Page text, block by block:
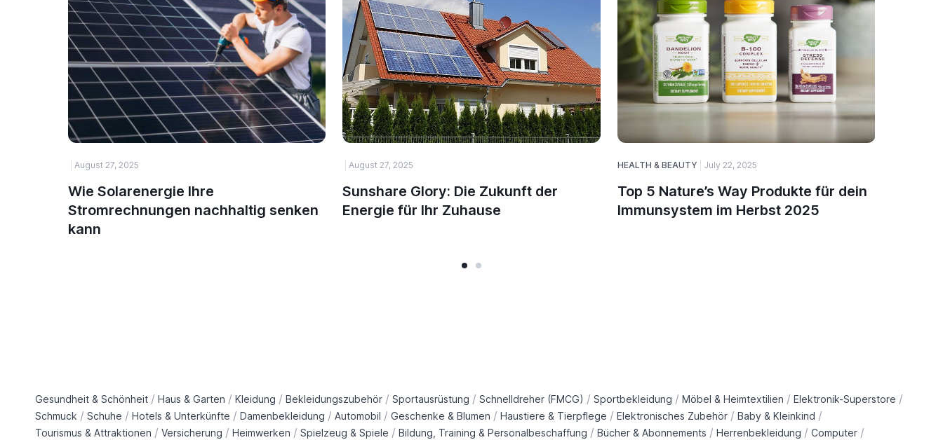
August 27, 2025
Wie Solarenergie Ihre
Stromrechnungen nachhaltig senken
kann
August 27, 2025
Sunshare Glory: Die Zukunft der
Energie für Ihr Zuhause
HEALTH & BEAUTY July 22, 2025
Top 5 Nature’s Way Produkte für dein
Immunsystem im Herbst 2025
Gesundheit & Schönheit / Haus & Garten / Kleidung / Bekleidungszubehör / Sportausrüstung / Schnelldreher (FMCG) / Sportbekleidung / Möbel & Heimtextilien / Elektronik-Superstore /
Schmuck / Schuhe / Hotels & Unterkünfte / Damenbekleidung / Automobil / Geschenke & Blumen / Haustiere & Tierpflege / Elektronisches Zubehör / Baby & Kleinkind /
Tourismus & Attraktionen / Versicherung / Heimwerken / Spielzeug & Spiele / Bildung, Training & Personalbeschaffung / Bücher & Abonnements / Herrenbekleidung / Computer /